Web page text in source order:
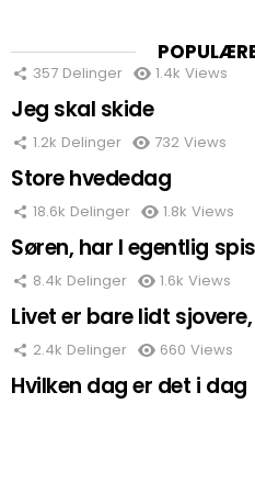
357 Delinger 1.4k Views
Jeg skal skide
1.2k Delinger 732 Views
Store hvededag
18.6k Delinger 1.8k Views
Søren, har I egentlig
8.4k Delinger 1.6k Views
Livet er bare lidt
2.4k Delinger 660 Views
Hvilken dag er det i dag